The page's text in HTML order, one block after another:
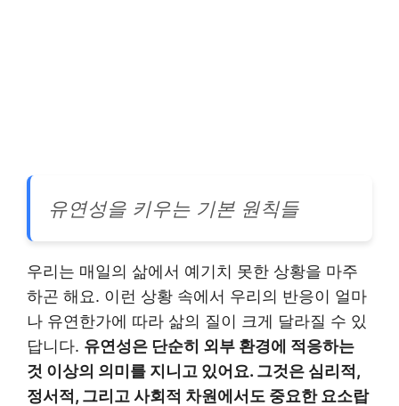
유연성을 키우는 기본 원칙들
우리는 매일의 삶에서 예기치 못한 상황을 마주
하곤 해요. 이런 상황 속에서 우리의 반응이 얼마
나 유연한가에 따라 삶의 질이 크게 달라질 수 있
답니다. 유연성은 단순히 외부 환경에 적응하는
것 이상의 의미를 지니고 있어요. 그것은 심리적,
정서적, 그리고 사회적 차원에서도 중요한 요소랍